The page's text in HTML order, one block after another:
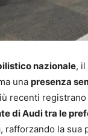
nazionale, il
una presenza
recenti registrano
di Audi tra le
, rafforzando la sua